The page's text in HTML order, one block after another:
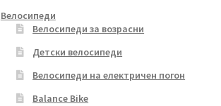
Велосипеди
Велосипеди за возрасни
Детски велосипеди
Велосипеди на електричен погон
Balance Bike